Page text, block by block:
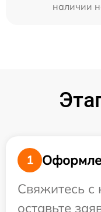
наличии
1
Свяжитесь с
оставьте